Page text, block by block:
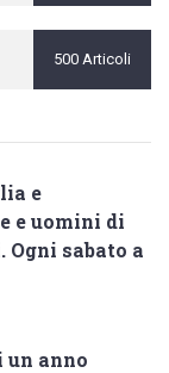
500 Articoli
e
e uomini di
Ogni sabato a
un anno